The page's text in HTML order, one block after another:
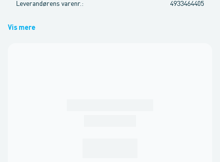
Leverandørens varenr. : 4933464405
Vis mere